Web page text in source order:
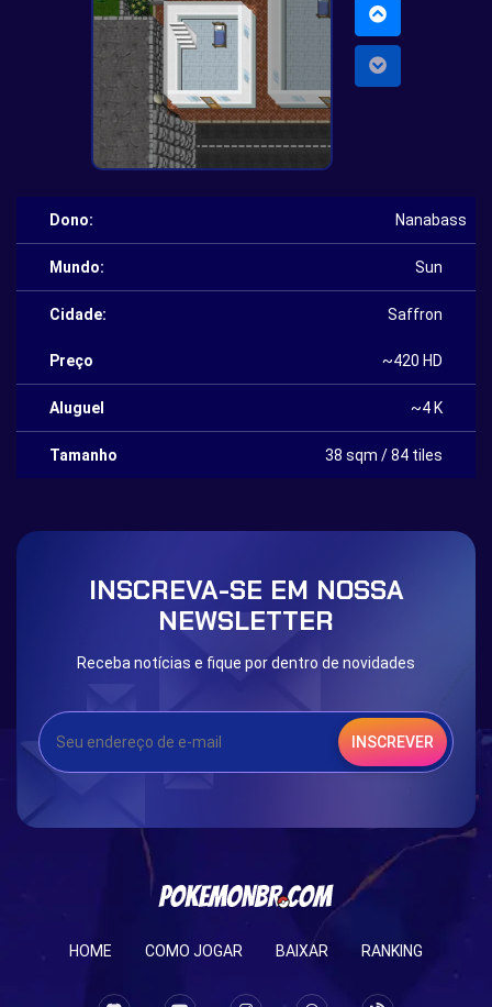
Dono: Nanabass
Mundo: Sun
Cidade: Saffron
Preço ~420 HD
Aluguel ~4 K
Tamanho 38 sqm / 84 tiles
INSCREVA-SE EM NOSSA
NEWSLETTER
Receba notícias e fique por dentro de novidades
INSCREVER
HOME COMO JOGAR BAIXAR RANKING